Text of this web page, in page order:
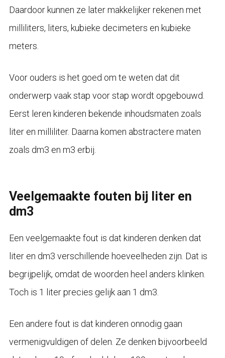
Daardoor kunnen ze later makkelijker rekenen met
milliliters, liters, kubieke decimeters en kubieke
meters.
Voor ouders is het goed om te weten dat dit
onderwerp vaak stap voor stap wordt opgebouwd.
Eerst leren kinderen bekende inhoudsmaten zoals
liter en milliliter. Daarna komen abstractere maten
zoals dm3 en m3 erbij.
Veelgemaakte fouten bij liter en
dm3
Een veelgemaakte fout is dat kinderen denken dat
liter en dm3 verschillende hoeveelheden zijn. Dat is
begrijpelijk, omdat de woorden heel anders klinken.
Toch is 1 liter precies gelijk aan 1 dm3.
Een andere fout is dat kinderen onnodig gaan
vermenigvuldigen of delen. Ze denken bijvoorbeeld